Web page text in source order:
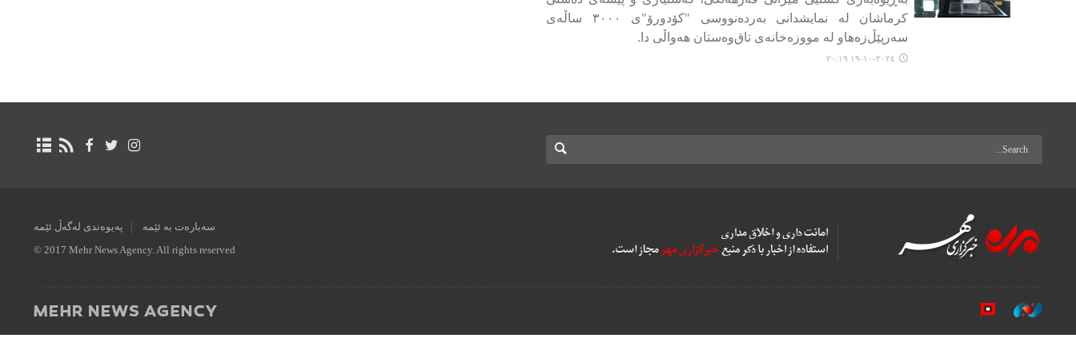
کرماشان لە نمایشدانی بەردەنووسی "کۆدورۆ"ی ٣٠٠٠ ساڵەی
سەرپێڵ‌‌زەهاو لە مووزەخانەی تاق‌وەستان هەواڵی دا.
٢٠٢٤-١٠-١٩ ٢٠:١٩
سەبارەت بە ئێمە پەیوەندی لەگەڵ ئێمە
© 2017 Mehr News Agency. All rights reserved